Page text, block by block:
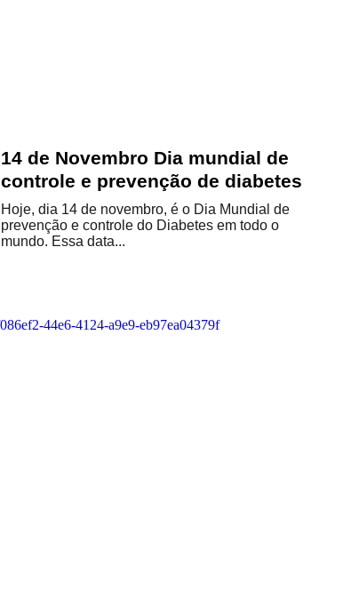
14 de Novembro Dia mundial de
controle e prevenção de diabetes
Hoje, dia 14 de novembro, é o Dia Mundial de
prevenção e controle do Diabetes em todo o
mundo. Essa data...